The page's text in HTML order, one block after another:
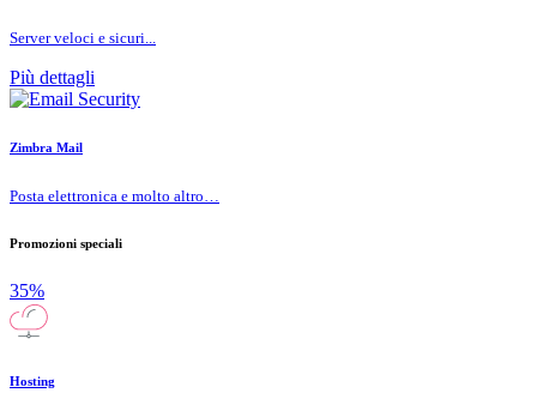
Server veloci e sicuri...
Più dettagli
Zimbra Mail
Posta elettronica e molto altro…
Promozioni speciali
35%
Hosting